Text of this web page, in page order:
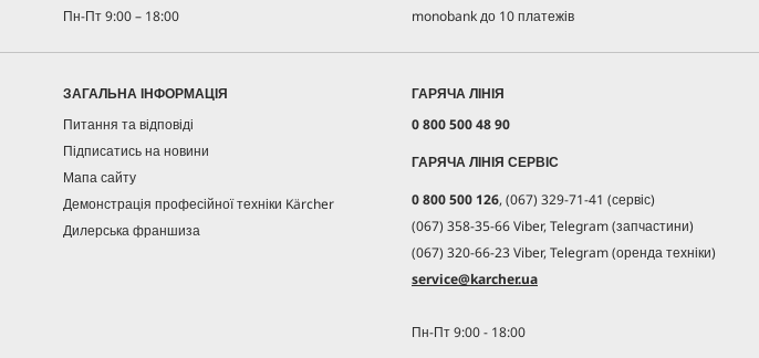
Пн-Пт 9:00 – 18:00
monobank до 10 платежів
ЗАГАЛЬНА ІНФОРМАЦІЯ
Питання та відповіді
Підписатись на новини
Мапа сайту
Демонстрація професійної техніки Kärcher
Дилерська франшиза
ГАРЯЧА ЛІНІЯ
0 800 500 48 90
ГАРЯЧА ЛІНІЯ СЕРВІС
0 800 500 126, (067) 329-71-41 (сервіс)
(067) 358-35-66 Viber, Telegram (запчастини)
(067) 320-66-23 Viber, Telegram (оренда техніки)
service@karcher.ua
Пн-Пт 9:00 - 18:00